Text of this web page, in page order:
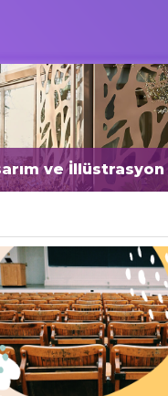
ve İllüstrasyon